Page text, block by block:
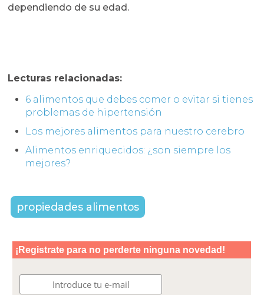
dependiendo de su edad.
Lecturas relacionadas:
6 alimentos que debes comer o evitar si tienes
problemas de hipertensión
Los mejores alimentos para nuestro cerebro
Alimentos enriquecidos: ¿son siempre los
mejores?
propiedades alimentos